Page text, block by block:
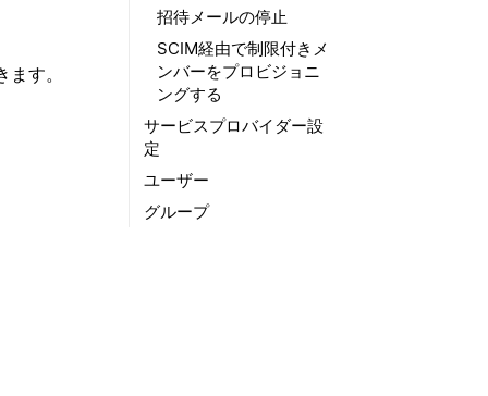
す。
招待メールの停止
SCIM経由で制限付きメ
ンバーをプロビジョニ
ングする
サービスプロバイダー設
定
ユーザー
グループ